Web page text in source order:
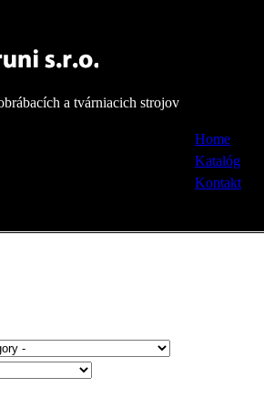
a tvárniacich strojov
Home
Katalóg
Kontakt